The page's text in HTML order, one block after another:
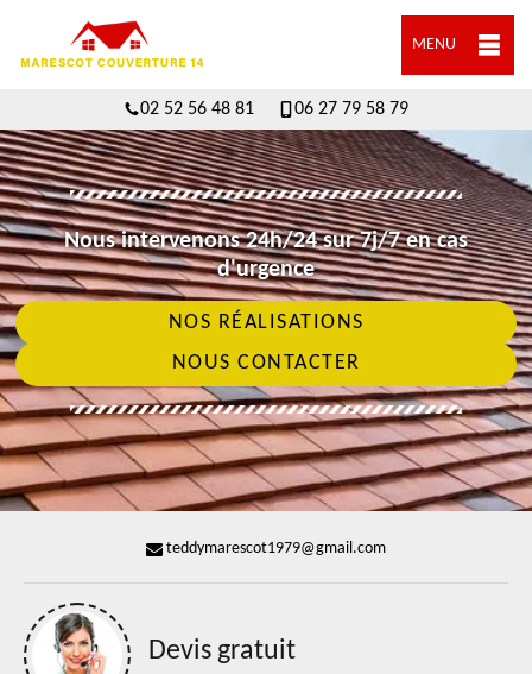
MENU
02 52 56 48 81 06 27 79 58 79
Nous intervenons 24h/24 sur 7j/7 en cas
d'urgence
NOS RÉALISATIONS
NOUS CONTACTER
teddymarescot1979@gmail.com
Devis gratuit